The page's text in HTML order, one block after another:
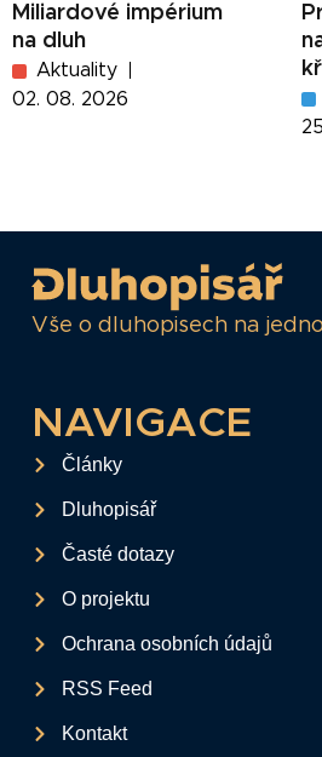
Miliardové impérium
na dluh
Aktuality
02. 08. 2026
Vše o dluhopisech na
NAVIGACE
Články
Dluhopisář
Časté dotazy
O projektu
Ochrana osobních údajů
RSS Feed
Kontakt